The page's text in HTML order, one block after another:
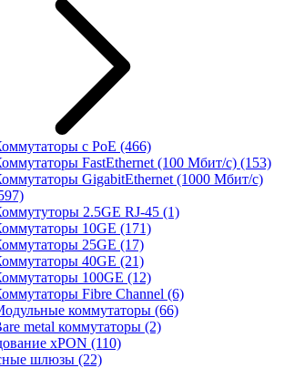
с PoE (466)
FastEthernet (100 Мбит/с) (153)
GigabitEthernet (1000 Мбит/с)
2.5GE RJ-45 (1)
10GE (171)
25GE (17)
40GE (21)
100GE (12)
Fibre Channel (6)
коммутаторы (66)
metal коммутаторы (2)
xPON (110)
шлюзы (22)